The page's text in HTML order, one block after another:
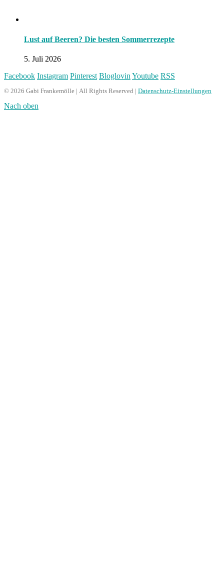
Lust auf Beeren? Die besten Sommerrezepte
5. Juli 2026
Facebook Instagram Pinterest Bloglovin Youtube RSS
© 2026 Gabi Frankemölle | All Rights Reserved | Datenschutz-Einstellungen
Nach oben